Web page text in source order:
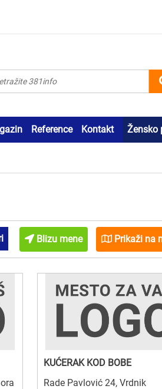
Reference Kontakt Žensko
Blizu mene Prikaži na
KUĆERAK KOD BOBE
Rade Pavlović 24, Vrdnik